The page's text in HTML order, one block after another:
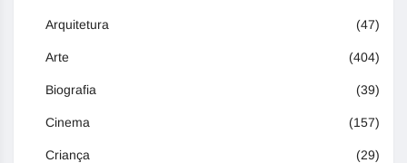
Arquitetura (47)
Arte (404)
Biografia (39)
Cinema (157)
Criança (29)